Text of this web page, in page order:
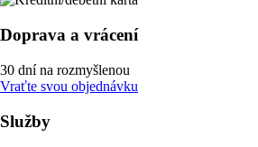
Doprava a vrácení
30 dní na rozmyšlenou
Vraťte svou objednávku
Služby